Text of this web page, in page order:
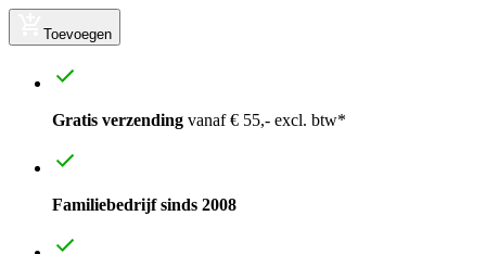
Toevoegen
Gratis verzending vanaf € 55,- excl. btw*
Familiebedrijf sinds 2008